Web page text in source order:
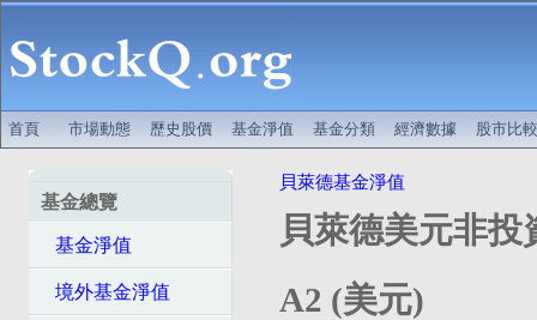
首頁 市場動態 歷史股價 基金淨值 基金分類 經濟數據 股市比較
基金總覽
基金淨值
境外基金淨值
貝萊德基金淨值
貝萊德美元非
A2 (美元)